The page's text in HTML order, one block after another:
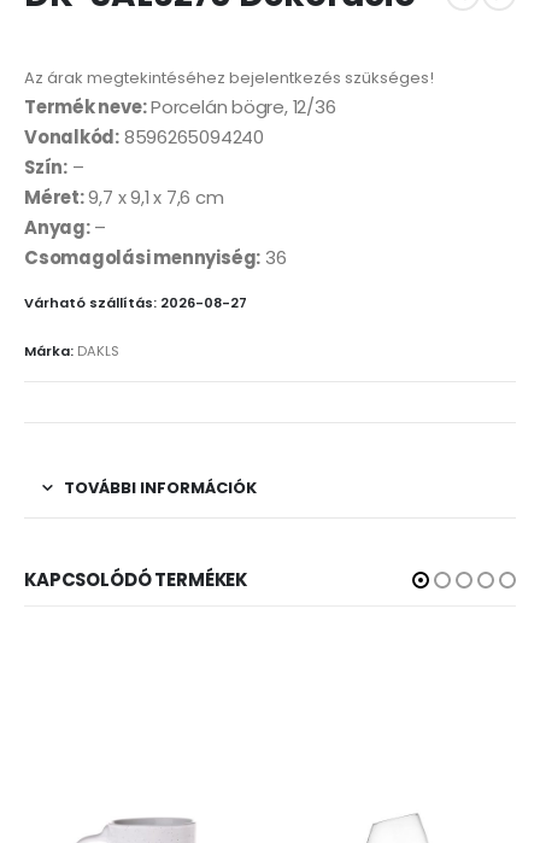
Az árak megtekintéséhez bejelentkezés szükséges!
Termék neve:Porcelán bögre, 12/36
Vonalkód:8596265094240
Szín:–
Méret:9,7 x 9,1 x 7,6 cm
Anyag:–
Csomagolási mennyiség: 36
Várható szállítás: 2026-08-27
Márka: DAKLS
TOVÁBBI INFORMÁCIÓK
KAPCSOLÓDÓ TERMÉKEK